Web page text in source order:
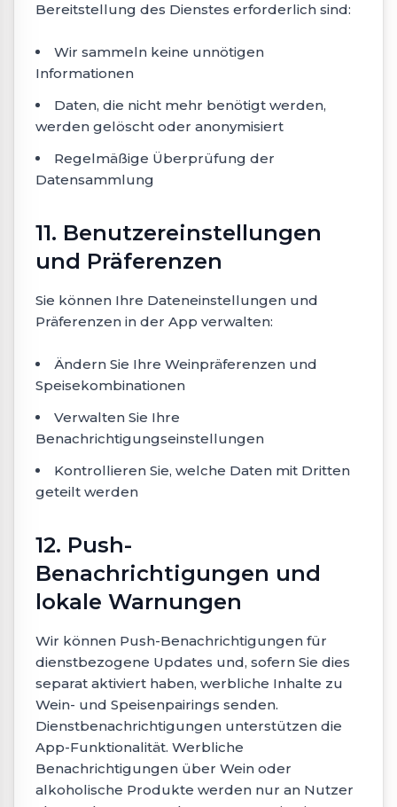
Bereitstellung des Dienstes erforderlich sind:
Wir sammeln keine unnötigen
Informationen
Daten, die nicht mehr benötigt werden,
werden gelöscht oder anonymisiert
Regelmäßige Überprüfung der
Datensammlung
11. Benutzereinstellungen
und Präferenzen
Sie können Ihre Dateneinstellungen und
Präferenzen in der App verwalten:
Ändern Sie Ihre Weinpräferenzen und
Speisekombinationen
Verwalten Sie Ihre
Benachrichtigungseinstellungen
Kontrollieren Sie, welche Daten mit Dritten
geteilt werden
12. Push-
Benachrichtigungen und
lokale Warnungen
Wir können Push-Benachrichtigungen für
dienstbezogene Updates und, sofern Sie dies
separat aktiviert haben, werbliche Inhalte zu
Wein- und Speisenpairings senden.
Dienstbenachrichtigungen unterstützen die
App-Funktionalität. Werbliche
Benachrichtigungen über Wein oder
alkoholische Produkte werden nur an Nutzer